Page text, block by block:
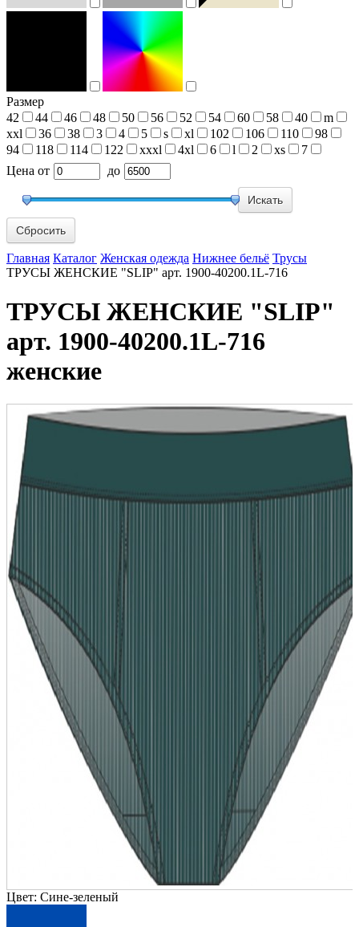
Размер
42
44 46 48 50 56 52 54 60 58 40
m
xxl
36 38 3 4 5 s xl 102 106 110
98
94
118 114 122 xxxl 4xl 6 l 2 xs
7
Цена от до
Сбросить
Главная Каталог Женская одежда Нижнее бельё Трусы
ТРУСЫ ЖЕНСКИЕ "SLIP" арт. 1900-40200.1L-716
ТРУСЫ ЖЕНСКИЕ "SLIP"
арт. 1900-40200.1L-716
женские
Цвет: Сине-зеленый